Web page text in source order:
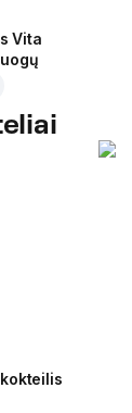
Vita